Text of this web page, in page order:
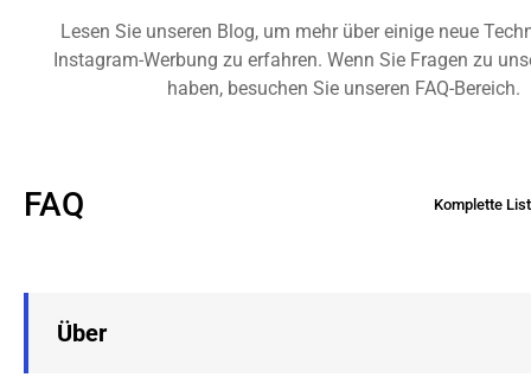
Lesen Sie unseren Blog, um mehr über einige neue
Instagram-Werbung zu erfahren. Wenn Sie Fragen zu
haben, besuchen Sie unseren FAQ-Bereich.
FAQ Komplette
Über